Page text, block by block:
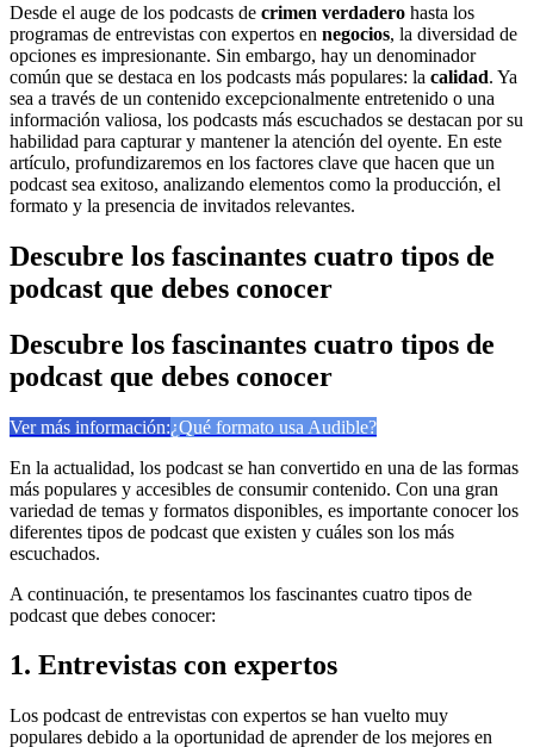
Desde el auge de los podcasts de crimen verdadero hasta los
programas de entrevistas con expertos en negocios, la diversidad de
opciones es impresionante. Sin embargo, hay un denominador
común que se destaca en los podcasts más populares: la calidad. Ya
sea a través de un contenido excepcionalmente entretenido o una
información valiosa, los podcasts más escuchados se destacan por su
habilidad para capturar y mantener la atención del oyente. En este
artículo, profundizaremos en los factores clave que hacen que un
podcast sea exitoso, analizando elementos como la producción, el
formato y la presencia de invitados relevantes.
Descubre los fascinantes cuatro tipos de
podcast que debes conocer
Descubre los fascinantes cuatro tipos de
podcast que debes conocer
Ver más información:¿Qué formato usa Audible?
En la actualidad, los podcast se han convertido en una de las formas
más populares y accesibles de consumir contenido. Con una gran
variedad de temas y formatos disponibles, es importante conocer los
diferentes tipos de podcast que existen y cuáles son los más
escuchados.
A continuación, te presentamos los fascinantes cuatro tipos de
podcast que debes conocer:
1. Entrevistas con expertos
Los podcast de entrevistas con expertos se han vuelto muy
populares debido a la oportunidad de aprender de los mejores en